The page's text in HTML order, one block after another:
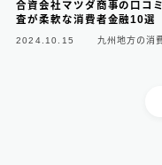
合資会社マツダ商事の口コ
査が柔軟な消費者金融10選
2024.10.15 九州地方の消